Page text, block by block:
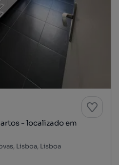
- localizado em
Lisboa, Lisboa